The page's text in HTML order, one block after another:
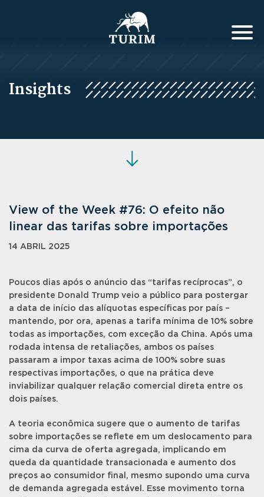
Insights
View of the Week #76: O efeito não
linear das tarifas sobre importações
14 ABRIL 2025
Poucos dias após o anúncio das “tarifas recíprocas”, o
presidente Donald Trump veio a público para postergar
a data de início das alíquotas específicas por país –
mantendo, por ora, apenas a tarifa mínima de 10% sobre
todas as importações, com exceção da China. Após uma
rodada intensa de retaliações, ambos os países
passaram a impor taxas acima de 100% sobre suas
respectivas importações, o que na prática deve
inviabilizar qualquer relação comercial direta entre os
dois países.
A teoria econômica sugere que o aumento de tarifas
sobre importações se reflete em um deslocamento para
cima da curva de oferta agregada, implicando em
queda da quantidade transacionada e aumento dos
preços ao consumidor final, mesmo supondo uma curva
de demanda agregada estável. Esse movimento torna